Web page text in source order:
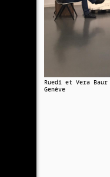
Ruedi et Vera
Genève